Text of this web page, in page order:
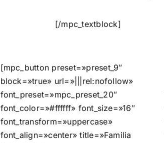
[/mpc_textblock]
[mpc_button preset=»preset_9″
block=»true» url=»|||rel:nofollow»
font_preset=»mpc_preset_20″
font_color=»#ffffff» font_size=»16″
font_transform=»uppercase»
font_align=»center» title=»Familia